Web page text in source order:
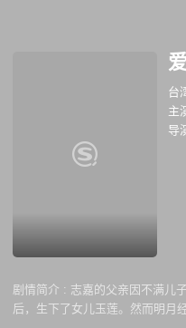
台
主
导
剧情简介 : 志嘉的父亲因不满儿
后，生下了女儿玉莲。然而明月